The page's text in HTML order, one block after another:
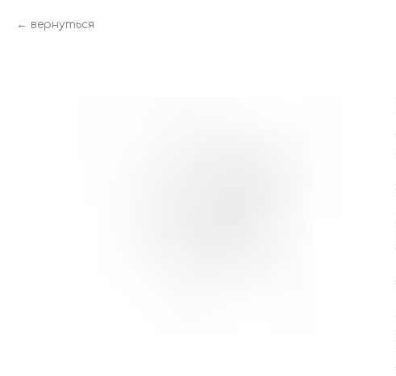
вернуться